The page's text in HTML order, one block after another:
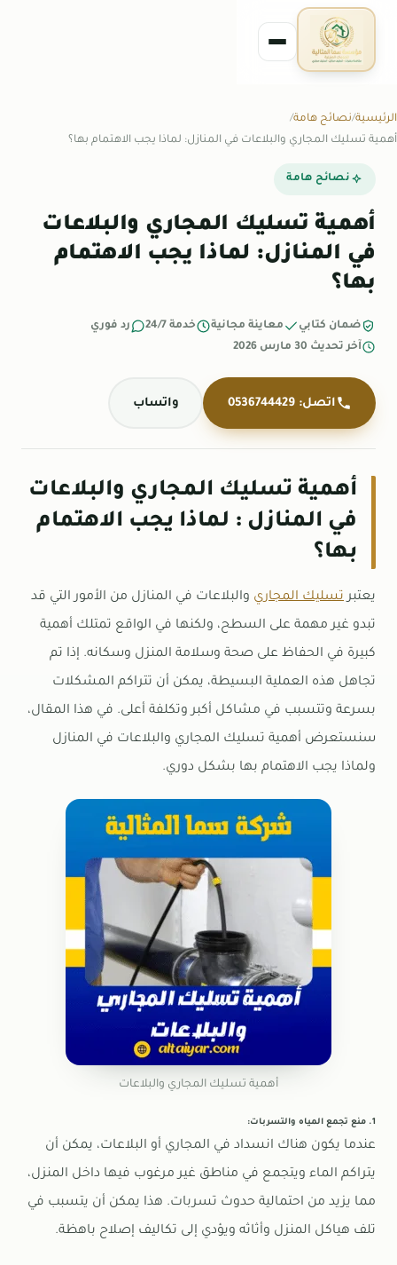
الرئيسية نصائح هامة
أهمية تسليك المجاري والبلاعات في المنازل: لماذا يجب الاهتمام بها؟
نصائح هامة
أهمية تسليك المجاري والبلاعات
في المنازل: لماذا يجب الاهتمام
بها؟
ضمان كتابي معاينة مجانية خدمة 24/7
رد فوري
آخر تحديث 30 مارس 2026
اتصل: 0536744429 واتساب
أهمية تسليك المجاري والبلاعات
في المنازل : لماذا يجب الاهتمام
بها؟
يعتبر تسليك المجاري والبلاعات في المنازل من الأمور التي قد
تبدو غير مهمة على السطح، ولكنها في الواقع تمتلك أهمية
كبيرة في الحفاظ على صحة وسلامة المنزل وسكانه. إذا تم
تجاهل هذه العملية البسيطة، يمكن أن تتراكم المشكلات
بسرعة وتتسبب في مشاكل أكبر وتكلفة أعلى. في هذا المقال،
سنستعرض أهمية تسليك المجاري والبلاعات في المنازل
ولماذا يجب الاهتمام بها بشكل دوري.
أهمية تسليك المجاري والبلاعات
1. منع تجمع المياه والتسربات:
عندما يكون هناك انسداد في المجاري أو البلاعات، يمكن أن
يتراكم الماء ويتجمع في مناطق غير مرغوب فيها داخل المنزل،
مما يزيد من احتمالية حدوث تسربات. هذا يمكن أن يتسبب في
تلف هياكل المنزل وأثاثه ويؤدي إلى تكاليف إصلاح باهظة.